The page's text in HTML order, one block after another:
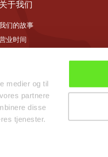
medier og til
partnere
disse
tjenester.
于我们
们的故事
业时间